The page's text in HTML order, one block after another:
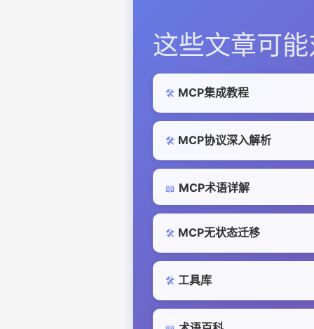
这些文章可
🛠️ MCP集成教程
🛠️ MCP协议深入解析
📖 MCP术语详解
🛠️ MCP无状态迁移
🛠️ 工具库